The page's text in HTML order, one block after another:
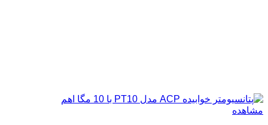
مشاهده